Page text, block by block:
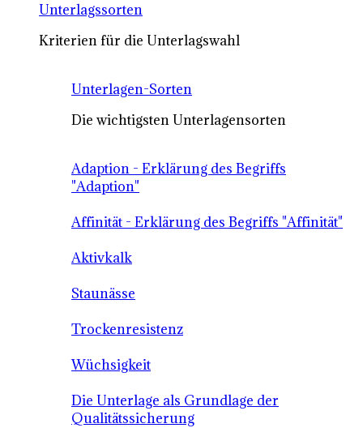
Unterlagssorten
Kriterien für die Unterlagswahl
Unterlagen-Sorten
Die wichtigsten Unterlagensorten
Adaption - Erklärung des Begriffs
"Adaption"
Affinität - Erklärung des Begriffs "Affinität"
Aktivkalk
Staunässe
Trockenresistenz
Wüchsigkeit
Die Unterlage als Grundlage der
Qualitätssicherung